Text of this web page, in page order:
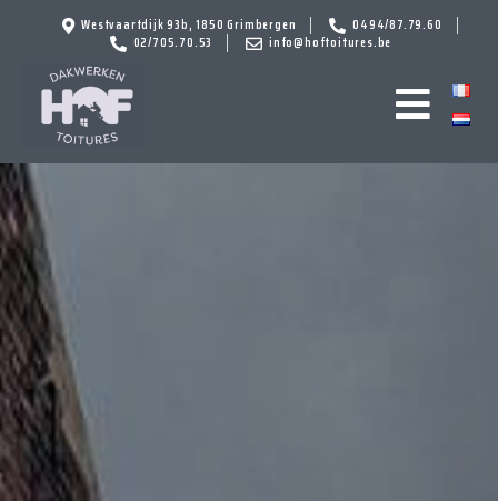
Westvaartdijk 93b, 1850 Grimbergen
0494/87.79.60
02/705.70.53
info@hoftoitures.be